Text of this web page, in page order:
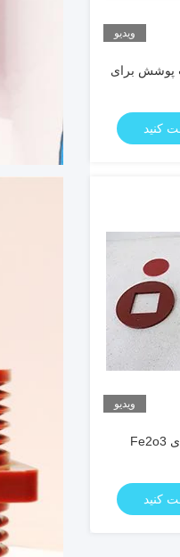
ویدیو
پوشش برای
کنید
ویدیو
خمیر رنگدانه اپوکسی قهوه ای Fe2o3
کنید